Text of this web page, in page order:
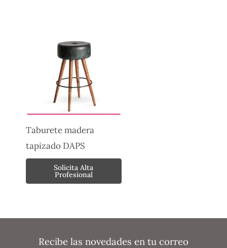
Taburete madera
tapizado DAPS
Solicita Alta
Profesional
Recibe las novedades en tu correo